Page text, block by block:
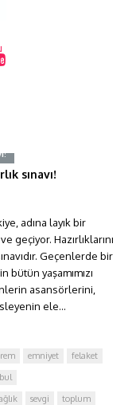
sınavı!
adına layık bir
geçiyor. Hazırlıklarını
Geçenlerde bir
yaşamımızı
asansörlerini,
ele...
emniyet
felaket
sevgi
toplum